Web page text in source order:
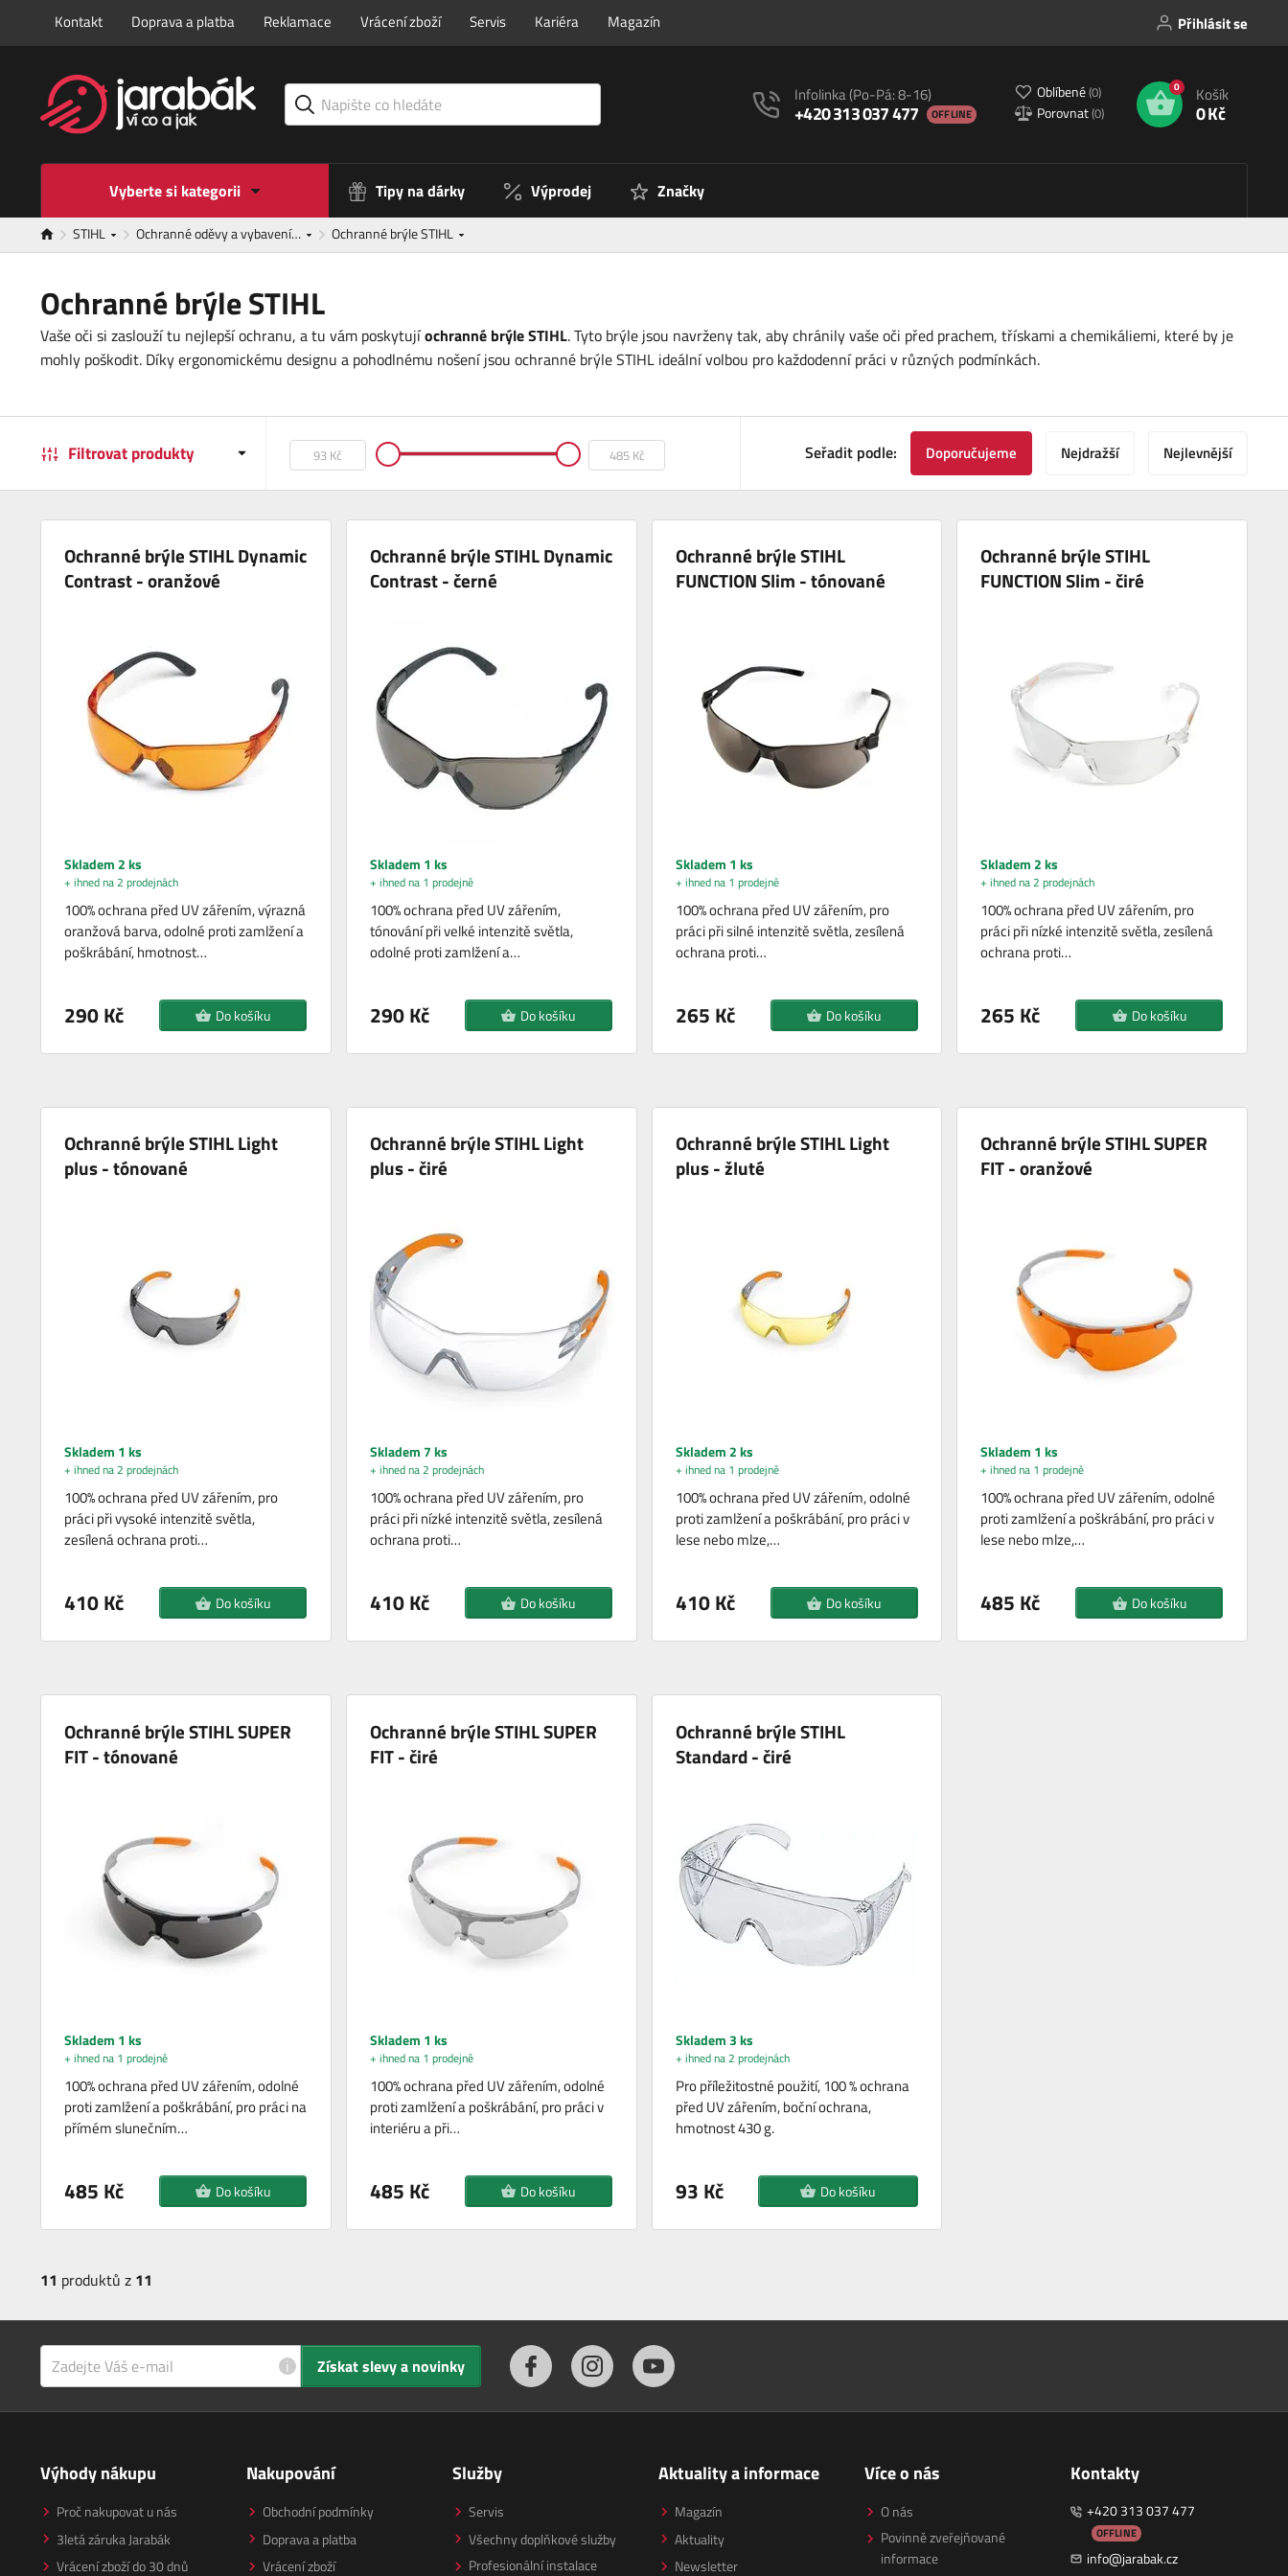
Kontakt Doprava a platba Reklamace Vrácení zboží Servis Kariéra Magazín Přihlásit se
Infolinka(Po-Pá: 8-16)
+420 313 037 477 OFFLINE
Oblíbené(0)
Porovnat(0)
0 Košík
0 Kč
Vyberte si kategorii Tipy na dárky Výprodej Značky
STIHL Ochranné oděvy a vybavení… Ochranné brýle STIHL
Ochranné brýle STIHL
Vaše oči si zaslouží tu nejlepší ochranu, a tu vám poskytujíochranné brýle STIHL. Tyto brýle jsou navrženy tak, aby chránily vaše oči před prachem, třískami a chemikáliemi, které by je
mohly poškodit. Díky ergonomickému designu a pohodlnému nošení jsou ochranné brýle STIHL ideální volbou pro každodenní práci v různých podmínkách.
Filtrovat produkty Seřadit podle: Doporučujeme Nejdražší Nejlevnější
Ochranné brýle STIHL Dynamic
Contrast - oranžové
Skladem 2 ks
+ ihned na 2 prodejnách
100% ochrana před UV zářením, výrazná
oranžová barva, odolné proti zamlžení a
poškrábání, hmotnost…
290 Kč Do košíku
Ochranné brýle STIHL Dynamic
Contrast - černé
Skladem 1 ks
+ ihned na 1 prodejně
100% ochrana před UV zářením,
tónování při velké intenzitě světla,
odolné proti zamlžení a…
290 Kč Do košíku
Ochranné brýle STIHL
FUNCTION Slim - tónované
Skladem 1 ks
+ ihned na 1 prodejně
100% ochrana před UV zářením, pro
práci při silné intenzitě světla, zesílená
ochrana proti…
265 Kč Do košíku
Ochranné brýle STIHL
FUNCTION Slim - čiré
Skladem 2 ks
+ ihned na 2 prodejnách
100% ochrana před UV zářením, pro
práci při nízké intenzitě světla, zesílená
ochrana proti…
265 Kč Do košíku
Ochranné brýle STIHL Light
plus - tónované
Skladem 1 ks
+ ihned na 2 prodejnách
100% ochrana před UV zářením, pro
práci při vysoké intenzitě světla,
zesílená ochrana proti…
410 Kč Do košíku
Ochranné brýle STIHL Light
plus - čiré
Skladem 7 ks
+ ihned na 2 prodejnách
100% ochrana před UV zářením, pro
práci při nízké intenzitě světla, zesílená
ochrana proti…
410 Kč Do košíku
Ochranné brýle STIHL Light
plus - žluté
Skladem 2 ks
+ ihned na 1 prodejně
100% ochrana před UV zářením, odolné
proti zamlžení a poškrábání, pro práci v
lese nebo mlze,…
410 Kč Do košíku
Ochranné brýle STIHL SUPER
FIT - oranžové
Skladem 1 ks
+ ihned na 1 prodejně
100% ochrana před UV zářením, odolné
proti zamlžení a poškrábání, pro práci v
lese nebo mlze,…
485 Kč Do košíku
Ochranné brýle STIHL SUPER
FIT - tónované
Skladem 1 ks
+ ihned na 1 prodejně
100% ochrana před UV zářením, odolné
proti zamlžení a poškrábání, pro práci na
přímém slunečním…
485 Kč Do košíku
Ochranné brýle STIHL SUPER
FIT - čiré
Skladem 1 ks
+ ihned na 1 prodejně
100% ochrana před UV zářením, odolné
proti zamlžení a poškrábání, pro práci v
interiéru a při…
485 Kč Do košíku
Ochranné brýle STIHL
Standard - čiré
Skladem 3 ks
+ ihned na 2 prodejnách
Pro příležitostné použití, 100 % ochrana
před UV zářením, boční ochrana,
hmotnost 430 g.
93 Kč Do košíku
11 produktů z 11
i Získat slevy a novinky
Výhody nákupu
Proč nakupovat u nás
3letá záruka Jarabák
Vrácení zboží do 30 dnů
Nakupování
Obchodní podmínky
Doprava a platba
Vrácení zboží
Služby
Servis
Všechny doplňkové služby
Profesionální instalace
Aktuality a informace
Magazín
Aktuality
Newsletter
Více o nás
O nás
Povinně zveřejňované
informace
Kontakty
+420 313 037 477
OFFLINE
info@jarabak.cz